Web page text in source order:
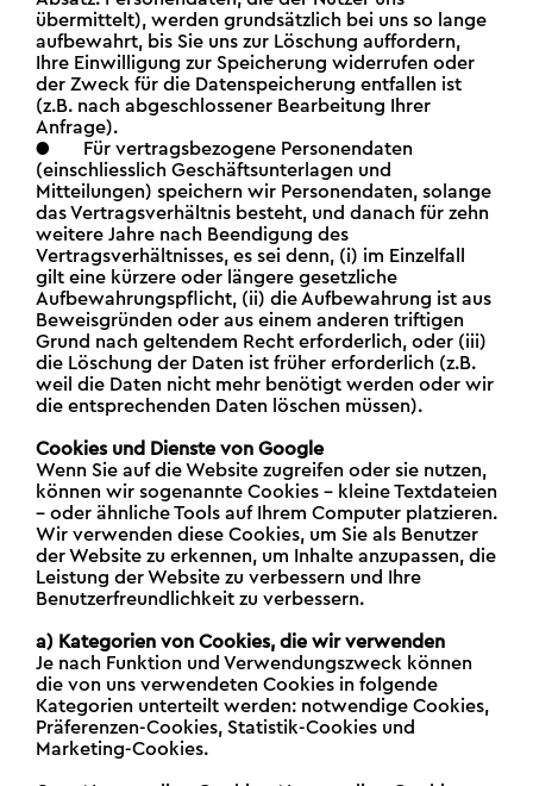
übermittelt), werden grundsätzlich bei uns so lange
aufbewahrt, bis Sie uns zur Löschung auffordern,
Ihre Einwilligung zur Speicherung widerrufen oder
der Zweck für die Datenspeicherung entfallen ist
(z.B. nach abgeschlossener Bearbeitung Ihrer
Anfrage).
● Für vertragsbezogene Personendaten
(einschliesslich Geschäftsunterlagen und
Mitteilungen) speichern wir Personendaten, solange
das Vertragsverhältnis besteht, und danach für zehn
weitere Jahre nach Beendigung des
Vertragsverhältnisses, es sei denn, (i) im Einzelfall
gilt eine kürzere oder längere gesetzliche
Aufbewahrungspflicht, (ii) die Aufbewahrung ist aus
Beweisgründen oder aus einem anderen triftigen
Grund nach geltendem Recht erforderlich, oder (iii)
die Löschung der Daten ist früher erforderlich (z.B.
weil die Daten nicht mehr benötigt werden oder wir
die entsprechenden Daten löschen müssen).
Cookies und Dienste von Google
Wenn Sie auf die Website zugreifen oder sie nutzen,
können wir sogenannte Cookies – kleine Textdateien
– oder ähnliche Tools auf Ihrem Computer platzieren.
Wir verwenden diese Cookies, um Sie als Benutzer
der Website zu erkennen, um Inhalte anzupassen, die
Leistung der Website zu verbessern und Ihre
Benutzerfreundlichkeit zu verbessern.
a) Kategorien von Cookies, die wir verwenden
Je nach Funktion und Verwendungszweck können
die von uns verwendeten Cookies in folgende
Kategorien unterteilt werden: notwendige Cookies,
Präferenzen-Cookies, Statistik-Cookies und
Marketing-Cookies.